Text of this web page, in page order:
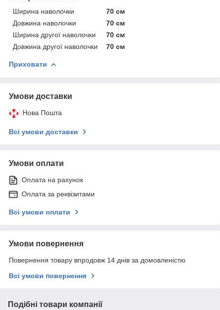
Ширина наволочки
70 см
Довжина наволочки
70 см
Ширина другої наволочки
70 см
Довжина другої наволочки
70 см
Приховати
Умови доставки
Нова Пошта
Всі умови доставки
Умови оплати
Оплата на рахунок
Оплата за реквізитами
Всі умови оплати
Умови повернення
Повернення товару впродовж 14 днів за домовленістю
Всі умови повернення
Подібні товари компанії